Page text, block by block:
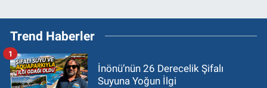
Trend Haberler
İnönü’nün 26 Derecelik Şifalı
Suyuna Yoğun İlgi
1